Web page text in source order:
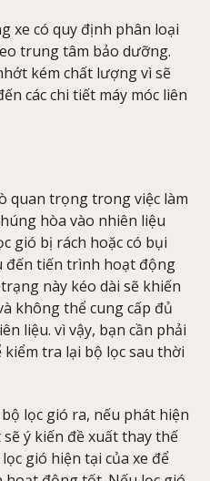
xe có quy định phân loại
trung tâm bảo dưỡng.
kém chất lượng vì sẽ
các chi tiết máy móc liên
quan trọng trong việc làm
hòa vào nhiên liệu
gió bị rách hoặc có bụi
đến tiến trình hoạt động
này kéo dài sẽ khiến
không thể cung cấp đủ
liệu. vì vậy, bạn cần phải
tra lại bộ lọc sau thời
lọc gió ra, nếu phát hiện
ý kiến đề xuất thay thế
gió hiện tại của xe để